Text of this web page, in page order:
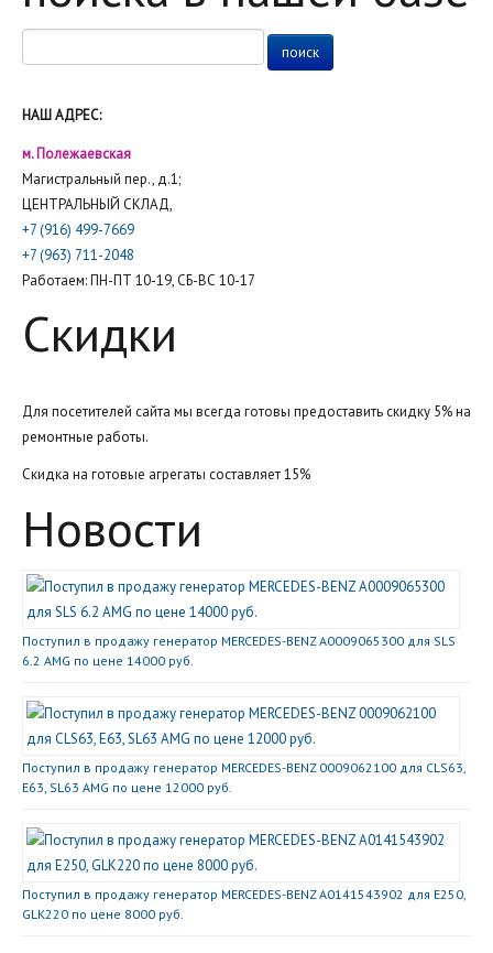
НАШ АДРЕС:
м. Полежаевская
Магистральный пер., д.1;
ЦЕНТРАЛЬНЫЙ СКЛАД,
+7 (916) 499-7669
+7 (963) 711-2048
Работаем: ПН-ПТ 10-19, СБ-ВС 10-17
Скидки
Для посетителей сайта мы всегда готовы предоставить скидку 5% на
ремонтные работы.
Скидка на готовые агрегаты составляет 15%
Новости
Поступил в продажу генератор MERCEDES-BENZ A0009065300 для SLS
6.2 AMG по цене 14000 руб.
Поступил в продажу генератор MERCEDES-BENZ 0009062100 для CLS63,
E63, SL63 AMG по цене 12000 руб.
Поступил в продажу генератор MERCEDES-BENZ A0141543902 для E250,
GLK220 по цене 8000 руб.